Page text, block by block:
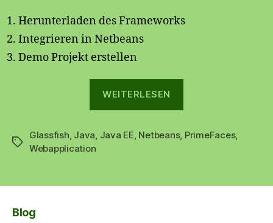
Herunterladen des Frameworks
Integrieren in Netbeans
Demo Projekt erstellen
WEITERLESEN
Netbeans
Schlagwörter
Glassfish Java Java EE Netbeans, PrimeFaces,
Webapplication
Blog